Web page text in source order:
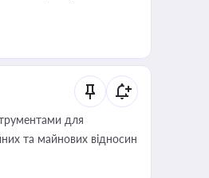
для
та майнових відносин